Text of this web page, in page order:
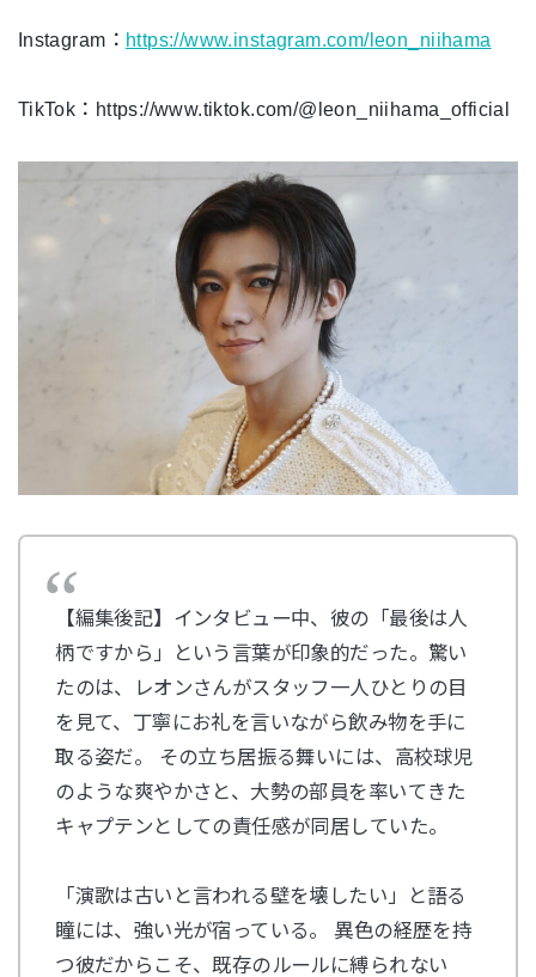
Instagram： https://www.instagram.com/leon_niihama
TikTok：https://www.tiktok.com/@leon_niihama_official
【編集後記】 インタビュー中、彼の「最後は人
柄ですから」という言葉が印象的だった。 驚い
たのは、レオンさんがスタッフ一人ひとりの目
を見て、丁寧にお礼を言いながら飲み物を手に
取る姿だ。 その立ち居振る舞いには、高校球児
のような爽やかさと、大勢の部員を率いてきた
キャプテンとしての責任感が同居していた。
「演歌は古いと言われる壁を壊したい」と語る
瞳には、強い光が宿っている。 異色の経歴を持
つ彼だからこそ、既存のルールに縛られない